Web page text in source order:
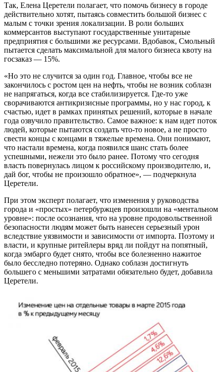
Так, Елена Церетели полагает, что помочь бизнесу в городе
действительно хотят, пытаясь совместить большой бизнес с
малым с точки зрения локализации. В роли больших
коммерсантов выступают государственные унитарные
предприятия с большими же ресурсами. Вдобавок, Смольный
пытается сделать максимальной для малого бизнеса квоту на
госзаказ — 15%.
«Но это не случится за один год. Главное, чтобы все не
закончилось с ростом цен на нефть, чтобы не возник соблазн
не напрягаться, когда все стабилизируется. Где-то уже
сворачиваются антикризисные программы, но у нас город, к
счастью, идет в рамках принятых решений, которые в начале
года озвучило правительство. Самое важное: к нам идет поток
людей, которые пытаются создать что-то новое, а не просто
свести концы с концами в тяжелые времена. Они понимают,
что настали времена, когда появился шанс стать более
успешными, нежели это было ранее. Потому что сегодня
власть повернулась лицом к российскому производителю, и,
дай бог, чтобы не произошло обратное», — подчеркнула
Церетели.
При этом эксперт полагает, что изменения у руководства
города и «простых» петербуржцев произошли на «ментальном
уровне»: после осознания, что на уровне продовольственной
безопасности людям может быть нанесен серьезный урон
вследствие уязвимости и зависимости от импорта. Поэтому и
власти, и крупные ритейлеры вряд ли пойдут на попятный,
когда эмбарго будет снято, чтобы все болезненно нажитое
было бесследно потеряно. Однако соблазн достигнуть
большего с меньшими затратами обязательно будет, добавила
Церетели.